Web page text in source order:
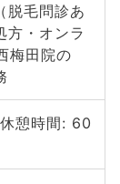
脱毛問診あ
方・オンラ
梅田院の
憩時間: 60